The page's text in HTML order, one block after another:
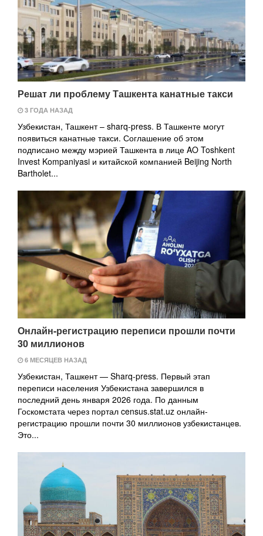
Решат ли проблему Ташкента канатные такси
3 ГОДА НАЗАД
Узбекистан, Ташкент – sharq-press. В Ташкенте могут
появиться канатные такси. Соглашение об этом
подписано между мэрией Ташкента в лице AO Toshkent
Invest Kompaniyasi и китайской компанией Beijing North
Bartholet...
Онлайн-регистрацию переписи прошли почти
30 миллионов
6 МЕСЯЦЕВ НАЗАД
Узбекистан, Ташкент — Sharq-press. Первый этап
переписи населения Узбекистана завершился в
последний день января 2026 года. По данным
Госкомстата через портал census.stat.uz онлайн-
регистрацию прошли почти 30 миллионов узбекистанцев.
Это...